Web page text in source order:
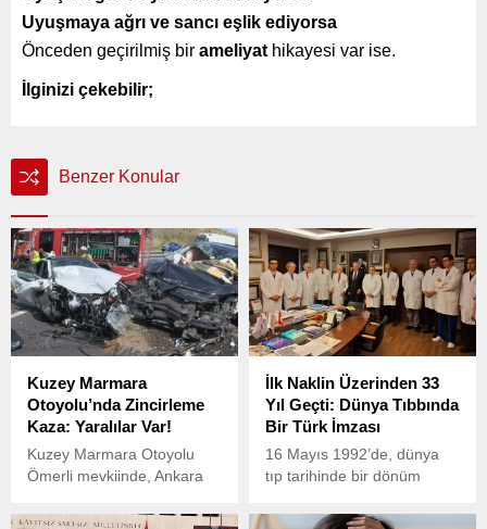
Uyuşmaya ağrı ve sancı eşlik ediyorsa
Önceden geçirilmiş bir ameliyat hikayesi var ise.
İlginizi çekebilir;
Benzer Konular
Kuzey Marmara
Otoyolu’nda Zincirleme
Kaza: Yaralılar Var!
Kuzey Marmara Otoyolu
Ömerli mevkiinde, Ankara
sıralarında zincirleme bir
İlk Naklin Üzerinden 33
Yıl Geçti: Dünya Tıbbında
Bir Türk İmzası
16 Mayıs 1992’de, dünya
tıp tarihinde bir dönüm
Mehmet Haberal ve ekibi,